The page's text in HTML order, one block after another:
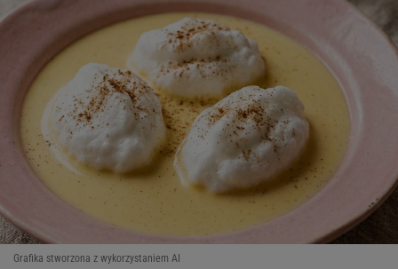
Grafika stworzona z wykorzystaniem AI